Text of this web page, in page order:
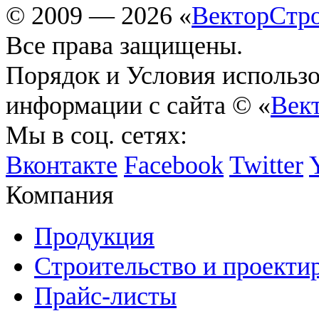
© 2009 — 2026 «
Все права защищены.
Порядок и Условия
информации с сайта © «
Мы в соц. сетях:
Вконтакте Facebook Twitter
Компания
Продукция
Строительство и
Прайс-листы